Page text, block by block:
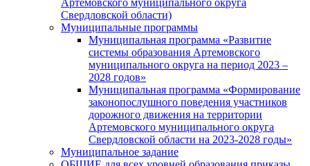
Артемовского муниципального округа
Свердловской области)
Муниципальные программы
Муниципальная программа «Развитие
системы образования Артемовского
муниципального округа на период 2023 –
2028 годов»
Муниципальная программа «Формирование
законопослушного поведения участников
дорожного движения на территории
Артемовского муниципального округа
Свердловской области на 2023-2028 годы»
Муниципальное задание